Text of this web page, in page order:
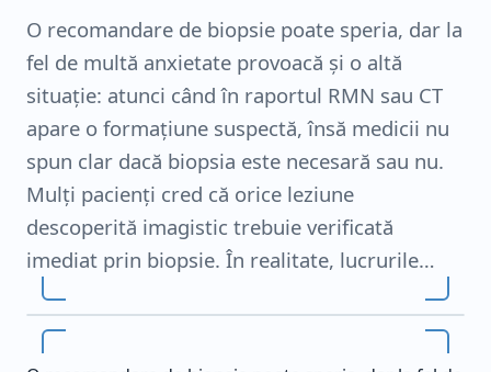
O recomandare de biopsie poate speria, dar la
fel de multă anxietate provoacă și o altă
situație: atunci când în raportul RMN sau CT
apare o formațiune suspectă, însă medicii nu
spun clar dacă biopsia este necesară sau nu.
Mulți pacienți cred că orice leziune
descoperită imagistic trebuie verificată
imediat prin biopsie. În realitate, lucrurile…